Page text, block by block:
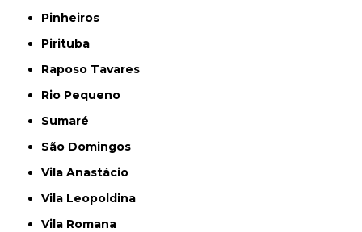
Pinheiros
Pirituba
Raposo Tavares
Rio Pequeno
Sumaré
São Domingos
Vila Anastácio
Vila Leopoldina
Vila Romana